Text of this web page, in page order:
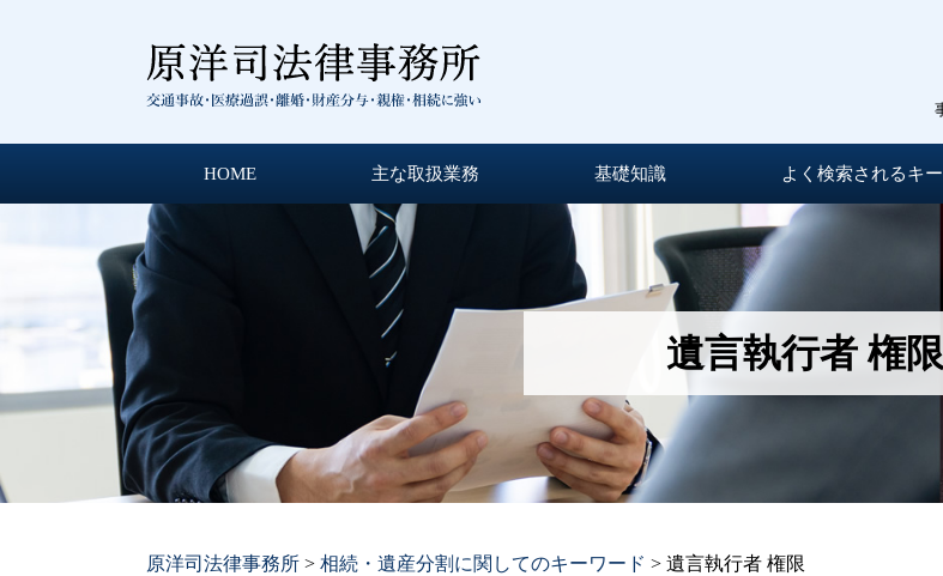
遺言執行者 権限
HOME 主な取扱業務 基礎知識 よく検索されるキ
原洋司法律事務所 > 相続・遺産分割に関してのキーワード > 遺言執行者 権限